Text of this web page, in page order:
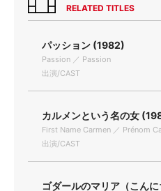
RELATED TITLES
パッション (1982)
Passion ／ Passion
出演/CAST
カルメンという名の女
First Name Carmen ／ Prénom
出演/CAST
ゴダールのマリア（こん